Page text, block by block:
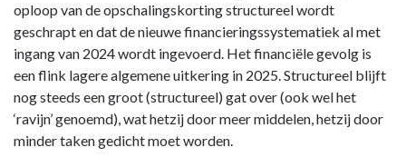
oploop van de opschalingskorting structureel wordt
geschrapt en dat de nieuwe financieringssystematiek al met
ingang van 2024 wordt ingevoerd. Het financiële gevolg is
een flink lagere algemene uitkering in 2025. Structureel blijft
nog steeds een groot (structureel) gat over (ook wel het
‘ravijn’ genoemd), wat hetzij door meer middelen, hetzij door
minder taken gedicht moet worden.